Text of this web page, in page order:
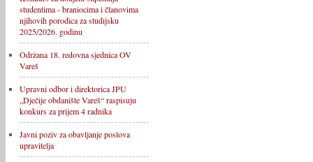
studentima - braniocima i članovima
njihovih porodica za studijsku
2025/2026. godinu
Održana 18. redovna sjednica OV
Vareš
Upravni odbor i direktorica JPU
„Dječije obdanište Vareš“ raspisuju
konkurs za prijem 4 radnika
Javni poziv za obavljanje poslova
upravitelja